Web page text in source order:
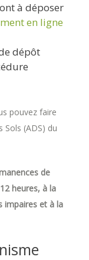
à déposer
en ligne
dépôt
pouvez faire
Sols (ADS) du
de
heures, à la
impaires et à la